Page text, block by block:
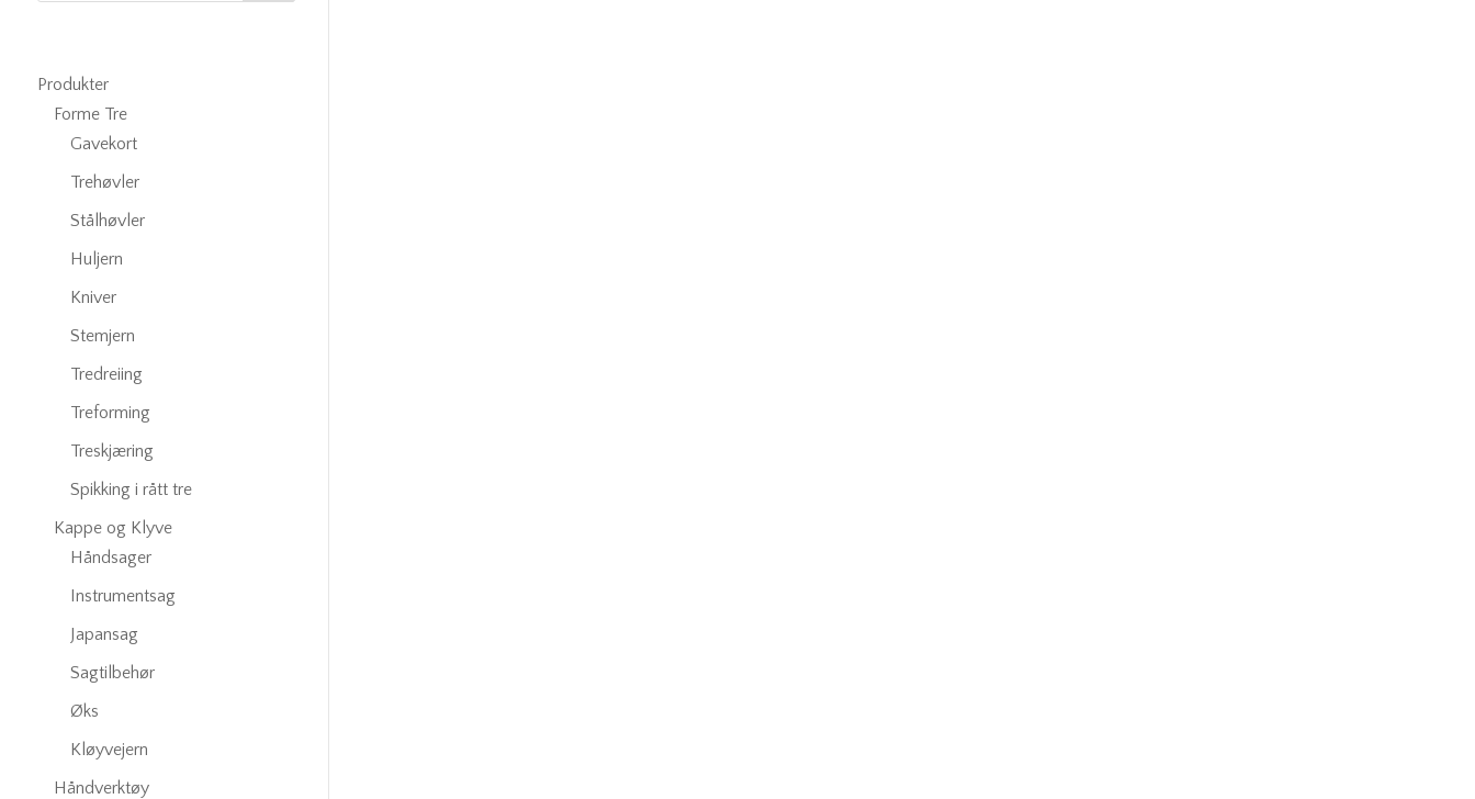
Produkter
Forme Tre
Gavekort
Trehøvler
Stålhøvler
Huljern
Kniver
Stemjern
Tredreiing
Treforming
Treskjæring
Spikking i rått tre
Kappe og Klyve
Håndsager
Instrumentsag
Japansag
Sagtilbehør
Øks
Kløyvejern
Håndverktøy